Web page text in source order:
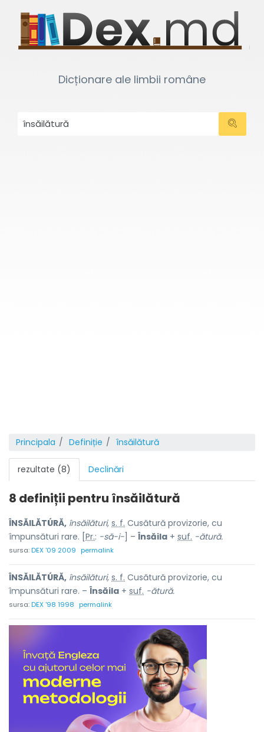
Dicționare ale limbii române
Principala Definiție însăilătură
rezultate (8) Declinări
8 definiții pentru însăilătură
ÎNSĂILĂTÚRĂ, însăilături, s. f. Cusătură provizorie, cu
împunsături rare. [ Pr.: -să-i- ] – Însăila + suf. -ătură.
sursa:DEX '09 2009 permalink
ÎNSĂILĂTÚRĂ, însăilături, s. f. Cusătură provizorie, cu
împunsături rare. – Însăila + suf. -ătură.
sursa:DEX '98 1998 permalink